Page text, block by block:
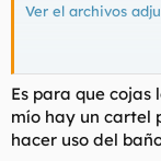
Ver el archivos
Buenos dias
Es para que cojas
mío hay un cartel
hacer uso del